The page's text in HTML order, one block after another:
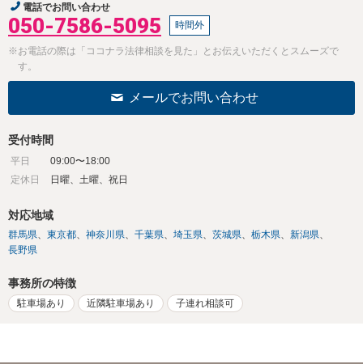
電話でお問い合わせ
050-7586-5095 時間外
※お電話の際は「ココナラ法律相談を見た」とお伝えいただくとスムーズで
す。
メールでお問い合わせ
受付時間
平日
09:00〜18:00
定休日
日曜、土曜、祝日
対応地域
群馬県 東京都 神奈川県 千葉県 埼玉県 茨城県 栃木県
新潟県
長野県
事務所の特徴
駐車場あり 近隣駐車場あり 子連れ相談可